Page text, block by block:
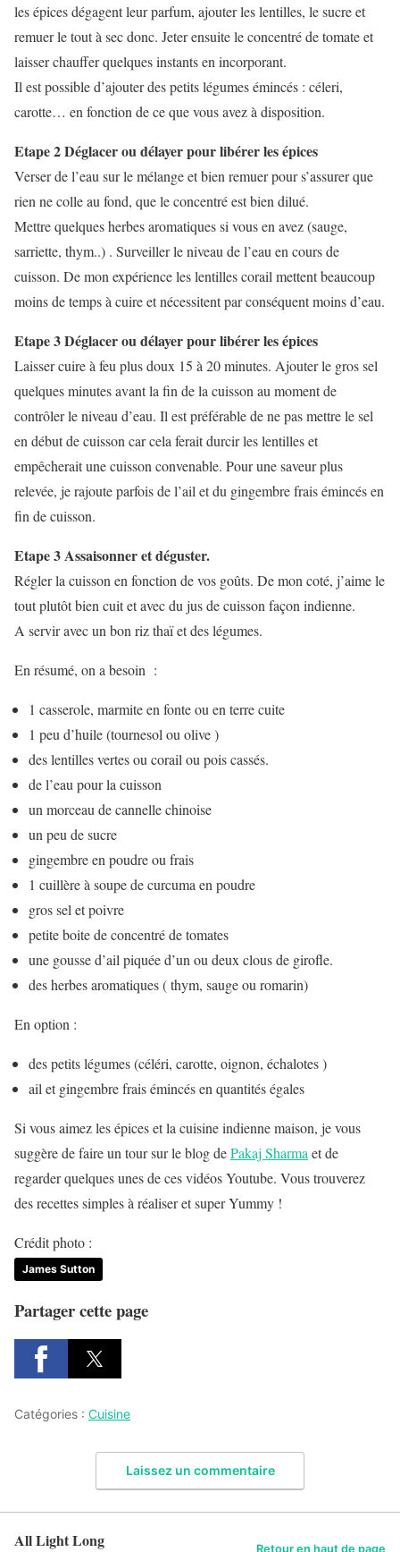
les épices dégagent leur parfum, ajouter les lentilles, le sucre et
remuer le tout à sec donc. Jeter ensuite le concentré de tomate et
laisser chauffer quelques instants en incorporant.
Il est possible d’ajouter des petits légumes émincés : céleri,
carotte… en fonction de ce que vous avez à disposition.
Etape 2 Déglacer ou délayer pour libérer les épices
Verser de l’eau sur le mélange et bien remuer pour s’assurer que
rien ne colle au fond, que le concentré est bien dilué.
Mettre quelques herbes aromatiques si vous en avez (sauge,
sarriette, thym..) . Surveiller le niveau de l’eau en cours de
cuisson. De mon expérience les lentilles corail mettent beaucoup
moins de temps à cuire et nécessitent par conséquent moins d’eau.
Etape 3 Déglacer ou délayer pour libérer les épices
Laisser cuire à feu plus doux 15 à 20 minutes. Ajouter le gros sel
quelques minutes avant la fin de la cuisson au moment de
contrôler le niveau d’eau. Il est préférable de ne pas mettre le sel
en début de cuisson car cela ferait durcir les lentilles et
empêcherait une cuisson convenable. Pour une saveur plus
relevée, je rajoute parfois de l’ail et du gingembre frais émincés en
fin de cuisson.
Etape 3 Assaisonner et déguster.
Régler la cuisson en fonction de vos goûts. De mon coté, j’aime le
tout plutôt bien cuit et avec du jus de cuisson façon indienne.
A servir avec un bon riz thaï et des légumes.
En résumé, on a besoin :
1 casserole, marmite en fonte ou en terre cuite
1 peu d’huile (tournesol ou olive )
des lentilles vertes ou corail ou pois cassés.
de l’eau pour la cuisson
un morceau de cannelle chinoise
un peu de sucre
gingembre en poudre ou frais
1 cuillère à soupe de curcuma en poudre
gros sel et poivre
petite boite de concentré de tomates
une gousse d’ail piquée d’un ou deux clous de girofle.
des herbes aromatiques ( thym, sauge ou romarin)
En option :
des petits légumes (céléri, carotte, oignon, échalotes )
ail et gingembre frais émincés en quantités égales
Si vous aimez les épices et la cuisine indienne maison, je vous
suggère de faire un tour sur le blog dePakaj Sharma et de
regarder quelques unes de ces vidéos Youtube. Vous trouverez
des recettes simples à réaliser et super Yummy !
Crédit photo :
James Sutton
Partager cette page
Catégories : Cuisine
Laissez un commentaire
All Light Long Retour en haut de page